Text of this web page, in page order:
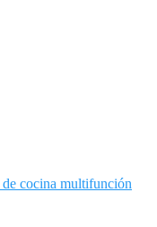
cocina multifunción